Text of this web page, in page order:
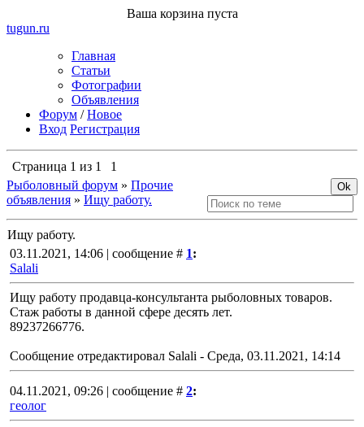
Ваша корзина пуста
tugun.ru
Главная
Статьи
Фотографии
Объявления
Форум /Новое
Вход Регистрация
Страница 1 из 1
1
Рыболовный форум » Прочие
объявления » Ищу работу.
Ищу работу.
03.11.2021, 14:06 | сообщение # 1:
Salali
Ищу работу продавца-консультанта рыболовных товаров.
Стаж работы в данной сфере десять лет.
89237266776.
Сообщение отредактировал Salali - Среда, 03.11.2021, 14:14
04.11.2021, 09:26 | сообщение # 2:
геолог